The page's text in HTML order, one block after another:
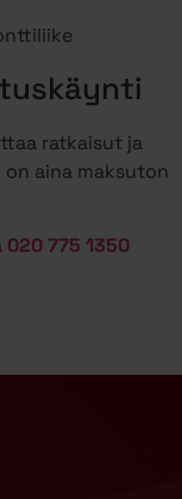
ratkaisut ja
aina maksuton
020 775 1350